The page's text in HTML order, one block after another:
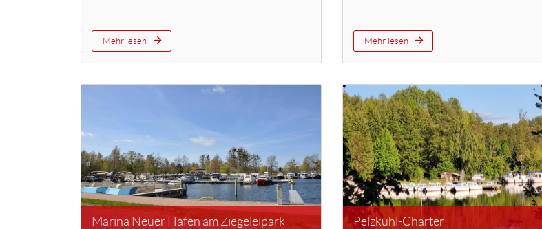
Mehr lesen Mehr lesen
Marina Neuer Hafen am Ziegeleipark Pelzkuhl-Charter